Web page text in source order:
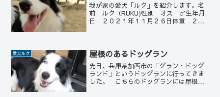
我が家の愛犬「ルク」を紹介します。名
前 ルク（RUKU)性別 オス ♂生年月
日 ２０２１年１１月２６日体重 ２２
リスビーが大好きで...
愛犬ルク 屋根のあるドッグラン
先日、兵庫県加西市の「グラン・ドッグ
ランド」というドッグランに行ってきま
した。 こちらのドッグランには屋根が